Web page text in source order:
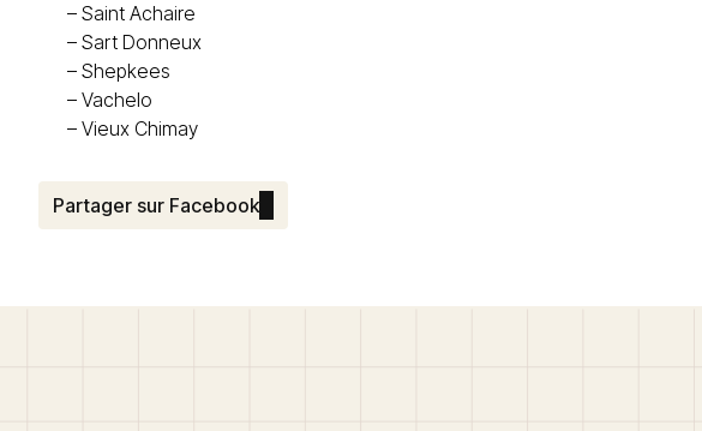
– Saint Achaire
– Sart Donneux
– Shepkees
– Vachelo
– Vieux Chimay
Partager sur Facebook